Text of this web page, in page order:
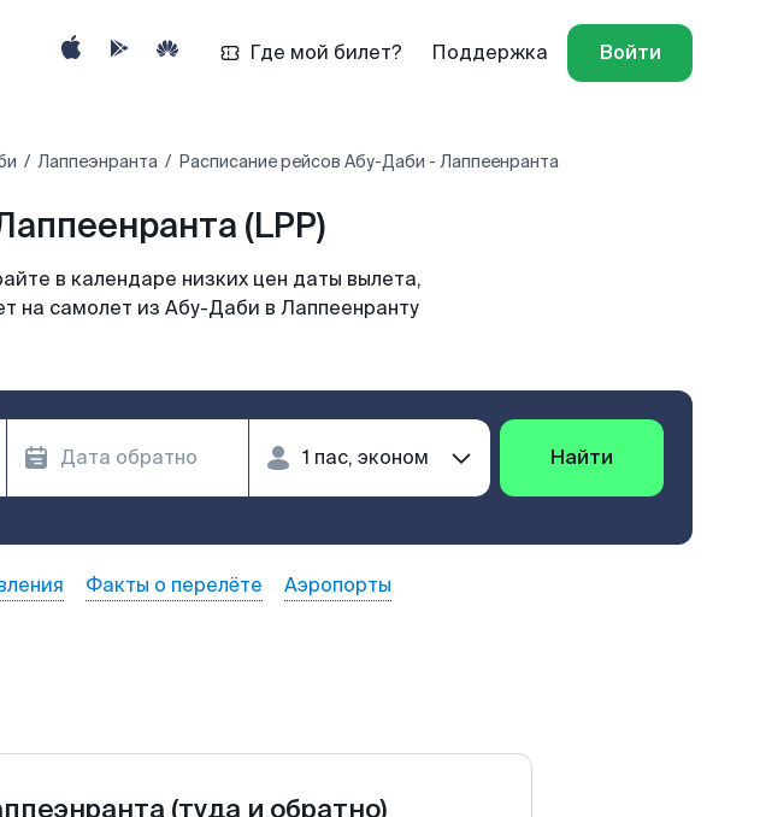
Где мой билет? Поддержка Войти
Лаппеэнранта Расписание рейсов Абу-Даби - Лаппеенранта
(LPP)
в календаре низких цен даты вылета,
на самолет из Абу-Даби в Лаппеенранту
Найти
Факты о перелёте Аэропорты
(туда и обратно)